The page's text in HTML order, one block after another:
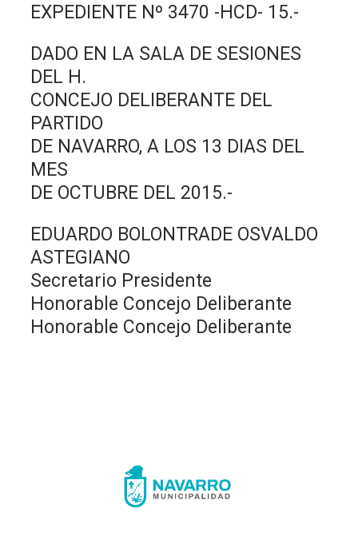
EXPEDIENTE Nº 3470 -HCD- 15.-
DADO EN LA SALA DE SESIONES
DEL H.
CONCEJO DELIBERANTE DEL
PARTIDO
DE NAVARRO, A LOS 13 DIAS DEL
MES
DE OCTUBRE DEL 2015.-
EDUARDO BOLONTRADE OSVALDO
ASTEGIANO
Secretario Presidente
Honorable Concejo Deliberante
Honorable Concejo Deliberante